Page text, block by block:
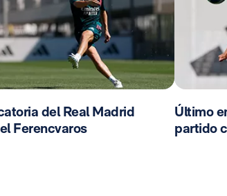
del Real Madrid
Ferencvaros
Último
partido